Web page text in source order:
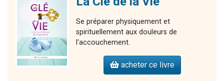
Se préparer physiquement et
spirituellement aux douleurs de
l'accouchement.
acheter ce livre